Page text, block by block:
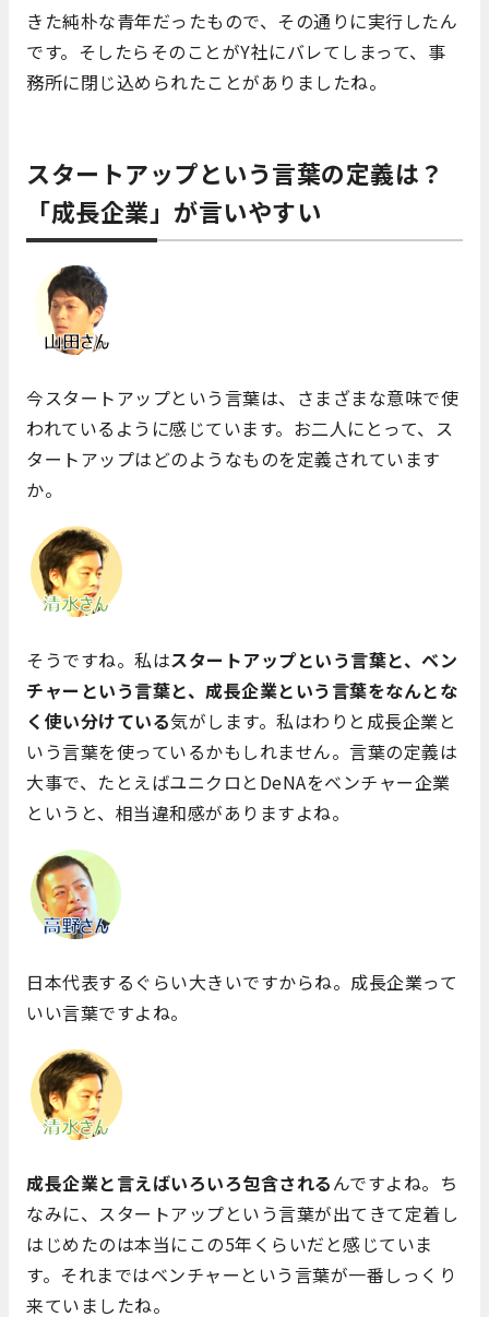
きた純朴な青年だったもので、その通りに実行したん
です。そしたらそのことがY社にバレてしまって、事
務所に閉じ込められたことがありましたね。
スタートアップという言葉の定義は？
「成長企業」が言いやすい
今スタートアップという言葉は、さまざまな意味で使
われているように感じています。お二人にとって、ス
タートアップはどのようなものを定義されています
か。
そうですね。私はスタートアップという言葉と、ベン
チャーという言葉と、成長企業という言葉をなんとな
く使い分けている気がします。私はわりと成長企業と
いう言葉を使っているかもしれません。言葉の定義は
大事で、たとえばユニクロとDeNAをベンチャー企業
というと、相当違和感がありますよね。
日本代表するぐらい大きいですからね。成長企業って
いい言葉ですよね。
成長企業と言えばいろいろ包含されるんですよね。ち
なみに、スタートアップという言葉が出てきて定着し
はじめたのは本当にこの5年くらいだと感じていま
す。それまではベンチャーという言葉が一番しっくり
来ていましたね。